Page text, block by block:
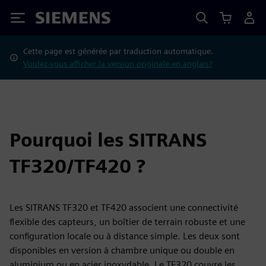
Siemens
Cette page est générée par traduction automatique.
Voulez-vous afficher la version originale en anglais?
Pourquoi les SITRANS
TF320/TF420 ?
Les SITRANS TF320 et TF420 associent une connectivité
flexible des capteurs, un boîtier de terrain robuste et une
configuration locale ou à distance simple. Les deux sont
disponibles en version à chambre unique ou double en